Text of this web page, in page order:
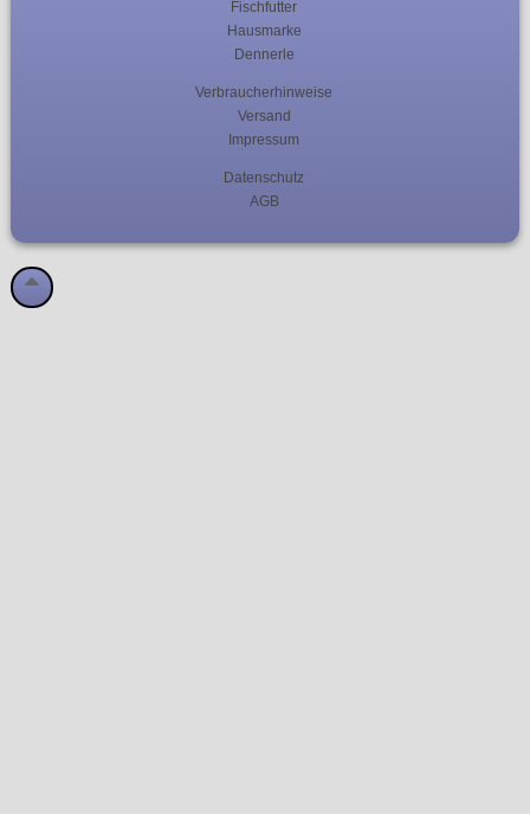
Fischfutter
Hausmarke
Dennerle
Verbraucherhinweise
Versand
Impressum
Datenschutz
AGB